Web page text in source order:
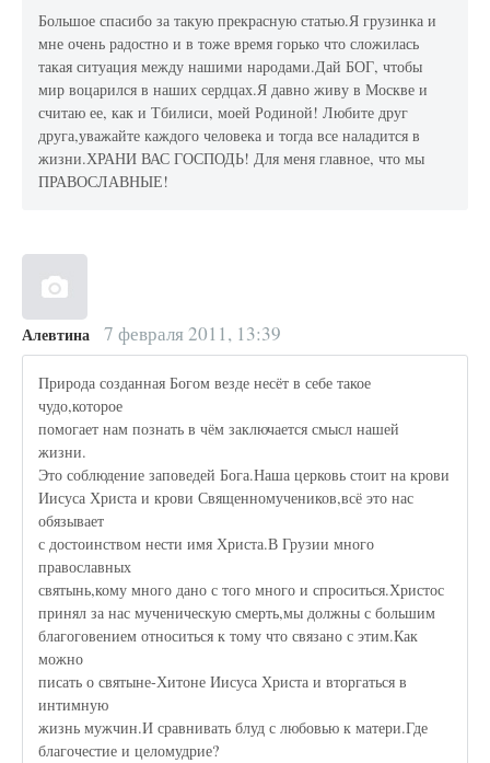
Большое спасибо за такую прекрасную статью.Я грузинка и
мне очень радостно и в тоже время горько что сложилась
такая ситуация между нашими народами.Дай БОГ, чтобы
мир воцарился в наших сердцах.Я давно живу в Москве и
считаю ее, как и Тбилиси, моей Родиной! Любите друг
друга,уважайте каждого человека и тогда все наладится в
жизни.ХРАНИ ВАС ГОСПОДЬ! Для меня главное, что мы
ПРАВОСЛАВНЫЕ!
Алевтина 7 февраля 2011, 13:39
Природа созданная Богом везде несёт в себе такое
чудо,которое
помогает нам познать в чём заключается смысл нашей
жизни.
Это соблюдение заповедей Бога.Наша церковь стоит на крови
Иисуса Христа и крови Священномучеников,всё это нас
обязывает
с достоинством нести имя Христа.В Грузии много
православных
святынь,кому много дано с того много и спроситься.Христос
принял за нас мученическую смерть,мы должны с большим
благоговением относиться к тому что связано с этим.Как
можно
писать о святыне-Хитоне Иисуса Христа и вторгаться в
интимную
жизнь мужчин.И сравнивать блуд с любовью к матери.Где
благочестие и целомудрие?